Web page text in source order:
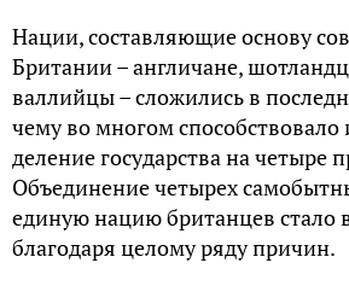
Нации, составляющие основу
Британии – англичане,
валлийцы – сложились в
чему во многом способствовало
деление государства на четыре
Объединение четырех
единую нацию британцев
благодаря целому ряду причин.